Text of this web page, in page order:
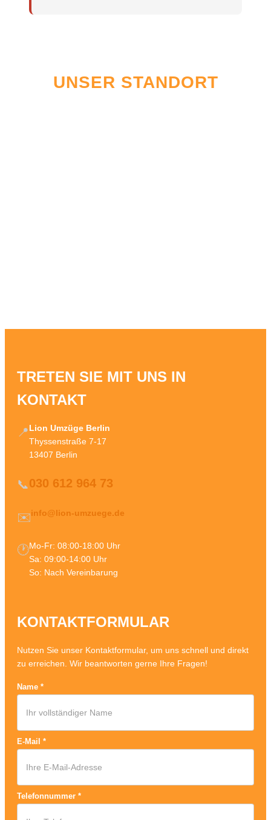
UNSER STANDORT
TRETEN SIE MIT UNS IN
KONTAKT
📍Lion Umzüge Berlin
Thyssenstraße 7-17
13407 Berlin
📞030 612 964 73
✉️info@lion-umzuege.de
🕐Mo-Fr: 08:00-18:00 Uhr
Sa: 09:00-14:00 Uhr
So: Nach Vereinbarung
KONTAKTFORMULAR
Nutzen Sie unser Kontaktformular, um uns schnell und direkt
zu erreichen. Wir beantworten gerne Ihre Fragen!
Name *
E-Mail *
Telefonnummer *